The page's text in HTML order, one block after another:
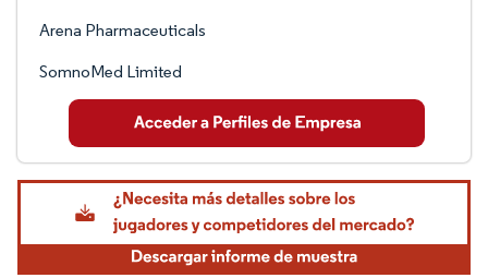
Arena Pharmaceuticals
SomnoMed Limited